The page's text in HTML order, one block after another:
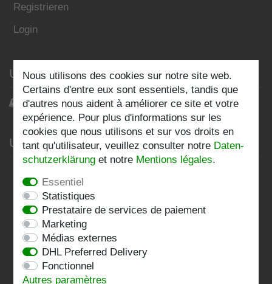
Registrieren
Login
Unser Blog
Blog
Unternehmen
AGB
Impressum
Kontakt
Folgen Sie uns:
Nous utilisons des cookies sur notre site web.
Certains d'entre eux sont essentiels, tandis que
d'autres nous aident à améliorer ce site et votre
expérience. Pour plus d'informations sur les
cookies que nous utilisons et sur vos droits en
tant qu'utilisateur, veuillez consulter notre Daten­
schutz­erklärung et notre Mentions légales.
Essentiel
Statistiques
Prestataire de services de paiement
Marketing
Médias externes
DHL Preferred Delivery
Fonctionnel
Autres paramètres